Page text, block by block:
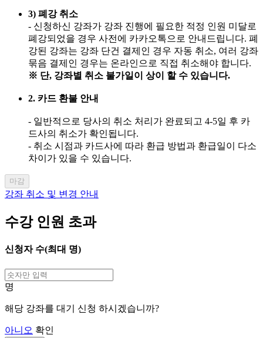
3) 폐강 취소
- 신청하신 강좌가 강좌 진행에 필요한 적정 인원 미달로
폐강되었을 경우 사전에 카카오톡으로 안내드립니다. 폐
강된 강좌는 강좌 단건 결제인 경우 자동 취소, 여러 강좌
묶음 결제인 경우는 온라인으로 직접 취소해야 합니다.
※ 단, 강좌별 취소 불가일이 상이 할 수 있습니다.
2. 카드 환불 안내
- 일반적으로 당사의 취소 처리가 완료되고 4-5일 후 카
드사의 취소가 확인됩니다.
- 취소 시점과 카드사에 따라 환급 방법과 환급일이 다소
차이가 있을 수 있습니다.
마감
강좌 취소 및 변경 안내
수강 인원 초과
신청자 수(최대 명)
명
해당 강좌를 대기 신청 하시겠습니까?
아니오 확인